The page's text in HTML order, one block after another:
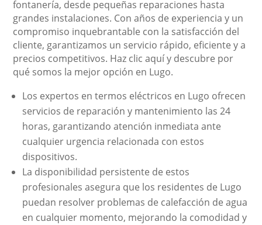
fontanería, desde pequeñas reparaciones hasta
grandes instalaciones. Con años de experiencia y un
compromiso inquebrantable con la satisfacción del
cliente, garantizamos un servicio rápido, eficiente y a
precios competitivos. Haz clic aquí y descubre por
qué somos la mejor opción en Lugo.
Los expertos en termos eléctricos en Lugo ofrecen
servicios de reparación y mantenimiento las 24
horas, garantizando atención inmediata ante
cualquier urgencia relacionada con estos
dispositivos.
La disponibilidad persistente de estos
profesionales asegura que los residentes de Lugo
puedan resolver problemas de calefacción de agua
en cualquier momento, mejorando la comodidad y